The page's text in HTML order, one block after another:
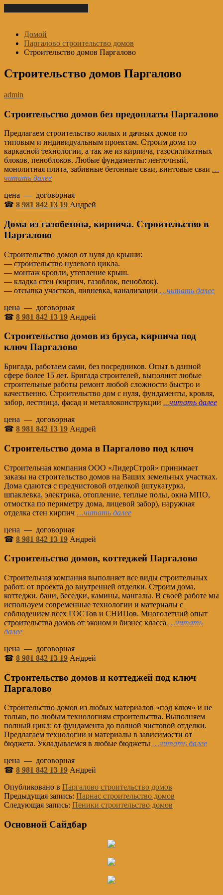
Домой
Паргалово строительство домов
Строительство домов Паргалово
Строительство домов Паргалово
admin
Строительство домов без предоплаты Паргалово
Предлагаем строительство жилых и дачных домов по
типовым и индивидуальным проектам. Строим дома по
каркасной технологии, а так же из кирпича, газосиликатных
блоков, пеноблоков. Любые фундаменты: ленточный,
монолитная плита, забивные бетонные сваи, винтовые сваи …
читать далее
цена — договорная
☎ 8 981 842 13 19 Андрей
Дома из газобетона, кирпича. Строительство в
Паргалово
Строительство домов от нуля до крыши:
— строительство нулевого цикла.
— монтаж кровли, утепление крыш.
— кладка стен (кирпич, газоблок, пеноблок).
— отсыпка участков, ливневка, канализации …читать далее
цена — договорная
☎ 8 981 842 13 19 Андрей
Строительство домов из бруса, кирпича под
ключ Паргалово
Бригада, работаем сами, без посредников. Опыт в данной
сфере более 15 лет. Бригада строителей, выполнит любые
строительные работы ремонт любой сложности быстро и
качественно. Строительство дом с нуля, фундаменты, кровля,
забор, лестница, фасад и металлоконструкции ...читать далее
цена — договорная
☎ 8 981 842 13 19 Андрей
Строительство дома в Паргалово под ключ
Строительная компания ООО «ЛидерСтрой» принимает
заказы на строительство домов на Ваших земельных участках.
Дома сдаются с предчистовой отделкой (штукатурка,
шпаклевка, электрика, отопление, теплые полы, окна МПО,
отмостка по периметру дома, лицевой забор), наружная
отделка стен кирпич …читать далее
цена — договорная
☎ 8 981 842 13 19 Андрей
Строительство домов, коттеджей Паргалово
Строительная компания выполняет все виды строительных
работ: от проекта до внутренней отделки. Строим дома,
коттеджи, бани, беседки, камины, мангалы. В своей работе мы
используем современные технологии и материалы с
соблюдением всех ГОСТов и СНИПов. Многолетний опыт
строительства домов от эконом и бизнес класса …читать
далее
цена — договорная
☎ 8 981 842 13 19 Андрей
Строительство домов и коттеджей под ключ
Паргалово
Строительство домов из любых материалов «под ключ» и не
только, по любым технологиям строительства. Выполняем
полный цикл: от фундамента до полной чистовой отделки.
Предлагаем технологии и материалы в зависимости от
бюджета. Укладываемся в любые бюджеты …читать далее
цена — договорная
☎ 8 981 842 13 19 Андрей
Опубликовано в Паргалово строительство домов
Предыдущая запись: Парнас строительство домов
Следующая запись: Пеники строительство домов
Основной Сайдбар